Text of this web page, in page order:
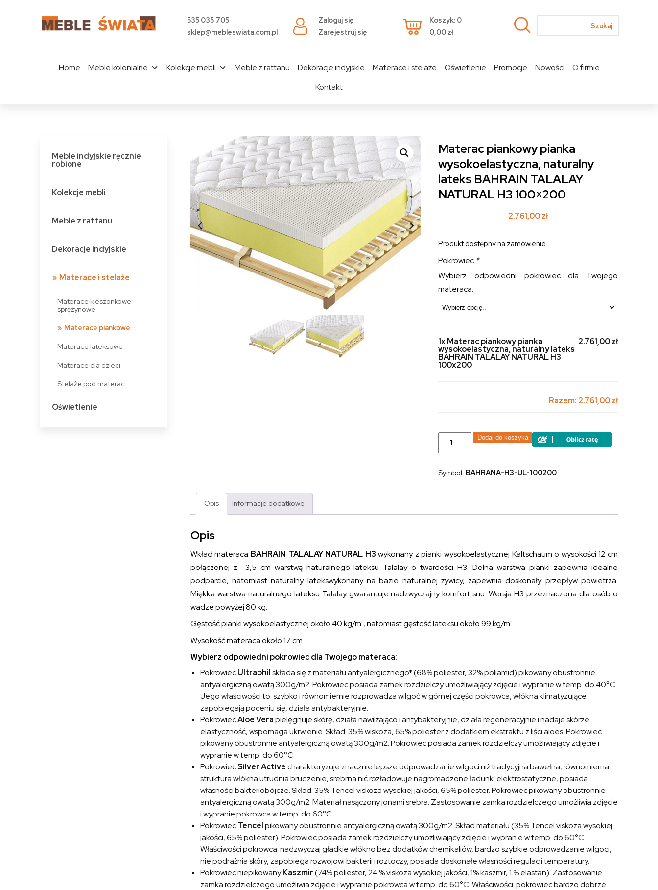
535 035 705
sklep@mebleswiata.com.pl
Zaloguj się
Zarejestruj się
Koszyk: 0
0,00 zł
Home Meble kolonialne Kolekcje mebli Meble z rattanu Dekoracje indyjskie Materace i stelaże Oświetlenie Promocje Nowości
O firmie
Kontakt
Meble indyjskie ręcznie
robione
Kolekcje mebli
Meble z rattanu
Dekoracje indyjskie
Materace i stelaże
Materace kieszonkowe
sprężynowe
Materace piankowe
Materace lateksowe
Materace dla dzieci
Stelaże pod materac
Oświetlenie
Materac piankowy pianka
wysokoelastyczna, naturalny
lateks BAHRAIN TALALAY
NATURAL H3 100×200
2.761,00zł
Produkt dostępny na zamówienie
Pokrowiec *
Wybierz odpowiedni pokrowiec dla Twojego
materaca:
1x Materac piankowy pianka
wysokoelastyczna, naturalny lateks
BAHRAIN TALALAY NATURAL H3
100x200
2.761,00 zł
Razem: 2.761,00 zł
ilość
Materac
piankowy
naturalny
H3
Dodaj do koszyka
Symbol: BAHRANA-H3-UL-100200
Opis Informacje dodatkowe
Opis
Wkład materaca BAHRAIN TALALAY NATURAL H3wykonany z pianki wysokoelastycznej Kaltschaum o wysokości 12 cm
połączonej z 3,5 cm warstwą naturalnego lateksu Talalay o twardości H3. Dolna warstwa pianki zapewnia idealne
podparcie, natomiast naturalny latekswykonany na bazie naturalnej żywicy, zapewnia doskonały przepływ powietrza.
Miękka warstwa naturalnego lateksu Talalay gwarantuje nadzwyczajny komfort snu. Wersja H3 przeznaczona dla osób o
wadze powyżej 80 kg.
Gęstość pianki wysokoelastycznej około 40 kg/m³, natomiast gęstość lateksu około 99 kg/m³.
Wysokość materaca około 17 cm.
Wybierz odpowiedni pokrowiec dla Twojego materaca:
PokrowiecUltraphilskłada się z materiału antyalergicznego* (68% poliester, 32% poliamid) pikowany obustronnie
antyalergiczną owatą 300g/m2. Pokrowiec posiada zamek rozdzielczy umożliwiający zdjęcie i wypranie w temp. do 40°C.
Jego właściwości to: szybko i równomiernie rozprowadza wilgoć w górnej części pokrowca, włókna klimatyzujące
zapobiegają poceniu się, działa antybakteryjnie.
PokrowiecAloe Verapielęgnuje skórę, działa nawilżająco i antybakteryjnie, działa regeneracyjnie i nadaje skórze
elastyczność, wspomaga ukrwienie. Skład: 35% wiskoza, 65% poliester z dodatkiem ekstraktu z liści aloes. Pokrowiec
pikowany obustronnie antyalergiczną owatą 300g/m2. Pokrowiec posiada zamek rozdzielczy umożliwiający zdjęcie i
wypranie w temp. do 60°C.
PokrowiecSilver Activecharakteryzuje znacznie lepsze odprowadzanie wilgoci niż tradycyjna bawełna, równomierna
struktura włókna utrudnia brudzenie, srebrna nić rozładowuje nagromadzone ładunki elektrostatyczne, posiada
własności bakteriobójcze. Skład: 35% Tencel viskoza wysokiej jakości, 65% poliester. Pokrowiec pikowany obustronnie
antyalergiczną owatą 300g/m2. Materiał nasączony jonami srebra. Zastosowanie zamka rozdzielczego umożliwia zdjęcie
i wypranie pokrowca w temp. do 60°C.
PokrowiecTencelpikowany obustronnie antyalergiczną owatą 300g/m2. Skład materiału (35% Tencel viskoza wysokiej
jakości, 65% poliester). Pokrowiec posiada zamek rozdzielczy umożliwiający zdjęcie i wypranie w temp. do 60°C.
Właściwości pokrowca: nadzwyczaj gładkie włókno bez dodatków chemikaliów, bardzo szybkie odprowadzanie wilgoci,
nie podrażnia skóry, zapobiega rozwojowi bakterii i roztoczy, posiada doskonałe własności regulacji temperatury.
Pokrowiec niepikowanyKaszmir(74% poliester, 24 % viskoza wysokiej jakości, 1% kaszmir, 1 % elastan). Zastosowanie
zamka rozdzielczego umożliwia zdjęcie i wypranie pokrowca w temp. do 60°C. Właściwości: pokrowiec bardzo dobrze